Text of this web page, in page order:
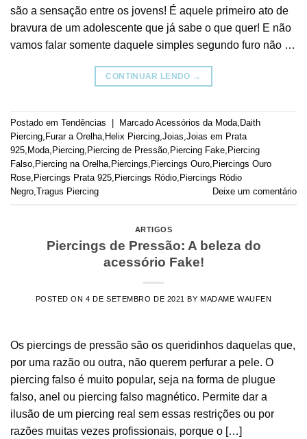
são a sensação entre os jovens! É aquele primeiro ato de
bravura de um adolescente que já sabe o que quer! E não
vamos falar somente daquele simples segundo furo não …
CONTINUAR LENDO →
Postado em Tendências Marcado Acessórios da Moda, Daith
Piercing, Furar a Orelha, Helix Piercing,Joias,Joias em Prata
925, Moda, Piercing, Piercing de Pressão, Piercing Fake, Piercing
Falso, Piercing na Orelha, Piercings, Piercings Ouro, Piercings Ouro
Rose, Piercings Prata 925, Piercings Ródio, Piercings Ródio
Negro,Tragus Piercing Deixe um comentário
ARTIGOS
Piercings de Pressão: A beleza do
acessório Fake!
POSTED ON4 DE SETEMBRO DE 2021 BYMADAME WAUFEN
Os piercings de pressão são os queridinhos daquelas que,
por uma razão ou outra, não querem perfurar a pele. O
piercing falso é muito popular, seja na forma de plugue
falso, anel ou piercing falso magnético. Permite dar a
ilusão de um piercing real sem essas restrições ou por
razões muitas vezes profissionais, porque o […]